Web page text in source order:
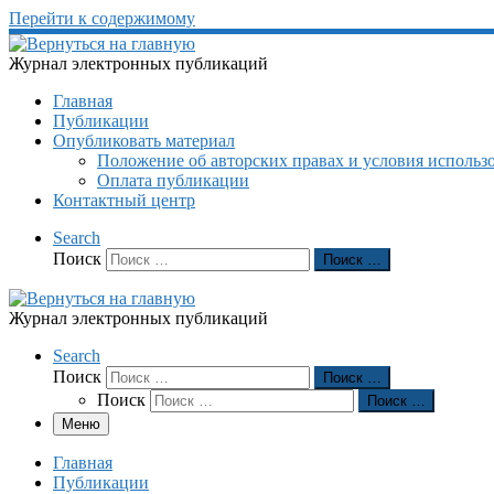
Перейти к содержимому
Журнал электронных публикаций
Главная
Публикации
Опубликовать материал
Положение об авторских правах и условия
Оплата публикации
Контактный центр
Search
Поиск
Поиск …
Журнал электронных публикаций
Search
Поиск
Поиск …
Поиск
Поиск …
Меню
Главная
Публикации